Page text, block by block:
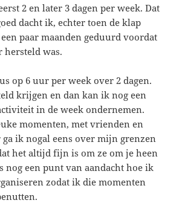
2 en later 3 dagen per week. Dat
dacht ik, echter toen de klap
paar maanden geduurd voordat
hersteld was.
op 6 uur per week over 2 dagen.
krijgen en dan kan ik nog een
in de week ondernemen.
momenten, met vrienden en
ik nogal eens over mijn grenzen
het altijd fijn is om ze om je heen
nog een punt van aandacht hoe ik
zodat ik die momenten